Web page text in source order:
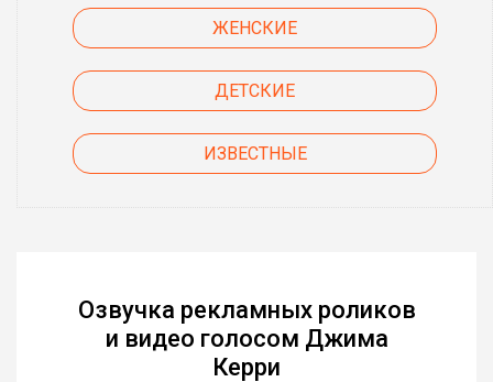
ЖЕНСКИЕ
ДЕТСКИЕ
ИЗВЕСТНЫЕ
Озвучка рекламных роликов
и видео голосом Джима
Керри